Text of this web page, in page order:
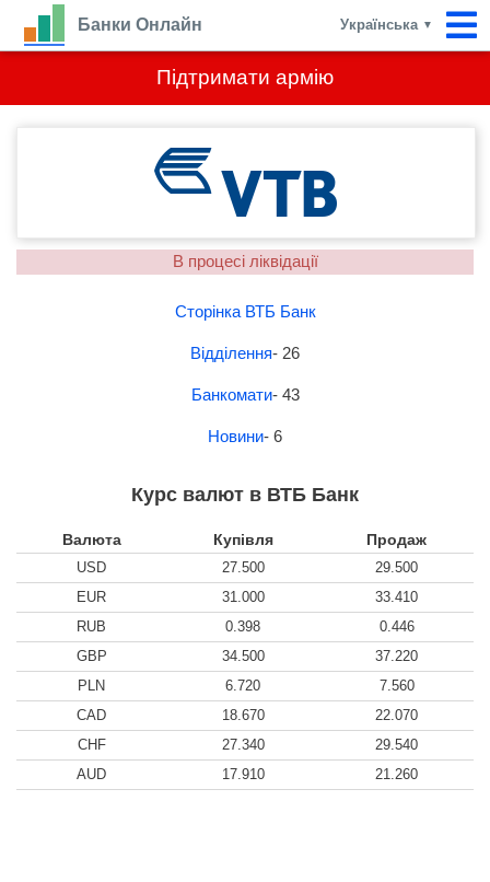
Підтримати армію
Банки Онлайн Українська ▼
В процесі ліквідації
Сторінка ВТБ Банк
Відділення- 26
Банкомати- 43
Новини- 6
Курс валют в ВТБ Банк
Валюта Купівля Продаж
USD 27.500
29.500
EUR
31.000
33.410
RUB
0.398
0.446
GBP
34.500
37.220
PLN
6.720
7.560
CAD
18.670
22.070
CHF
27.340
29.540
AUD
17.910 21.260